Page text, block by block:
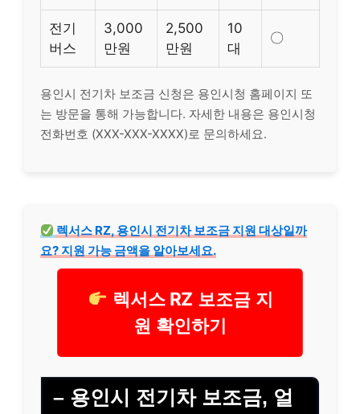
전기
버스
3,000
만원
2,500
만원
10
대
〇
용인시 전기차 보조금 신청은 용인시청 홈페이지 또
는 방문을 통해 가능합니다. 자세한 내용은 용인시청
전화번호 (XXX-XXX-XXXX)로 문의하세요.
렉서스 RZ, 용인시 전기차 보조금 지원 대상일까
요? 지원 가능 금액을 알아보세요.
렉서스 RZ 보조금 지
원 확인하기
– 용인시 전기차 보조금, 얼